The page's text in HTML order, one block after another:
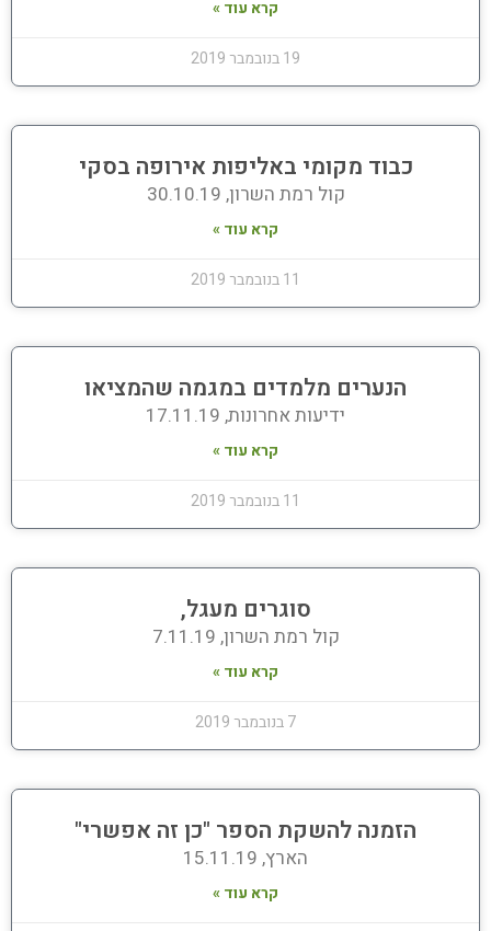
קרא עוד »
19 בנובמבר 2019
כבוד מקומי באליפות אירופה בסקי
קול רמת השרון, 30.10.19
קרא עוד »
11 בנובמבר 2019
הנערים מלמדים במגמה שהמציאו
ידיעות אחרונות, 17.11.19
קרא עוד »
11 בנובמבר 2019
סוגרים מעגל,
קול רמת השרון, 7.11.19
קרא עוד »
7 בנובמבר 2019
הזמנה להשקת הספר "כן זה אפשרי"
הארץ, 15.11.19
קרא עוד »